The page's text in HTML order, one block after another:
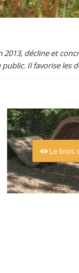
décline et
Il favorise
Le bois